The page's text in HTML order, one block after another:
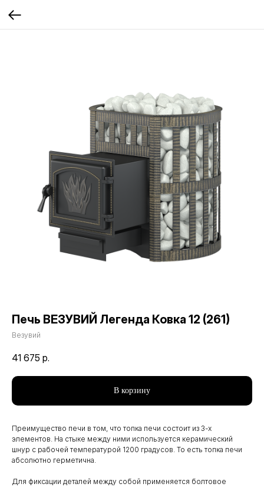
Печь ВЕЗУВИЙ Легенда Ковка 12 (261)
Везувий
41 675 р.
В корзину
Преимущество печи в том, что топка печи состоит из 3-х
элементов. На стыке между ними используется керамический
шнур с рабочей температурой 1200 градусов. То есть топка печи
абсолютно герметична.
Для фиксации деталей между собой применяется болтовое